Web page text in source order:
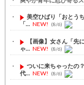
美空ひばり「おとう
「... NEW! (8/6)
【画像】女さん「先
ゃ... NEW! (8/6)
ついに来ちゃったの
代... NEW! (8/6)